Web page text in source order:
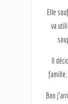
Elle
va
Il
famille,
Bon